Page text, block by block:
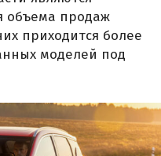
объема продаж
приходится более
моделей под